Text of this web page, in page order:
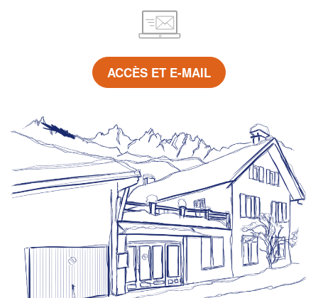
ACCÈS ET E-MAIL